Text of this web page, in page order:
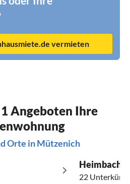
vermieten
Angeboten Ihre
Orte in Mützenich
Heimbach
22